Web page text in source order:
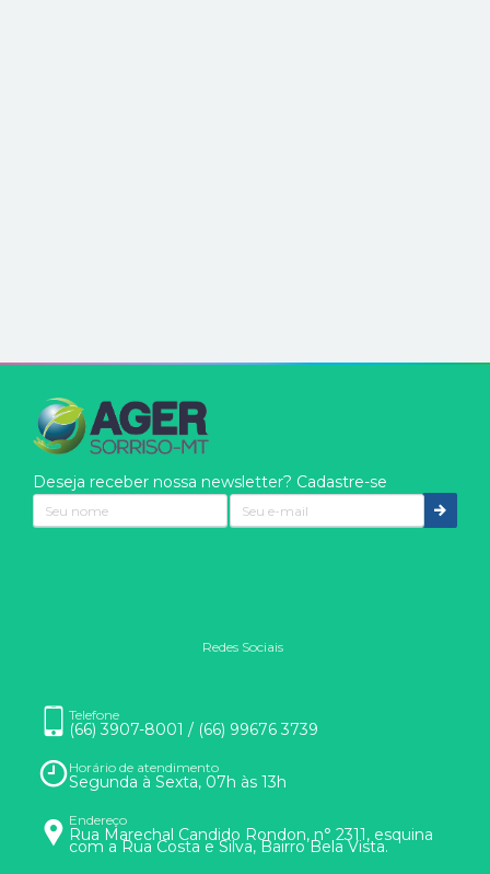
Deseja receber nossa newsletter? Cadastre-se
Redes Sociais
Telefone
(66) 3907-8001 / (66) 99676 3739
Horário de atendimento
Segunda à Sexta, 07h às 13h
Endereço
Rua Marechal Candido Rondon, n° 2311, esquina
com a Rua Costa e Silva, Bairro Bela Vista.
Eles são usados para aprimorar a sua experiência. Ao clicar
em entendi ou continuar na página, você concorda com o uso
de cookies.
Saber mais
ENTENDI